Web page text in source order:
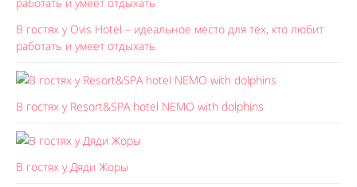
В гостях у Ovis Hotel – идеальное место для тех, кто любит
работать и умеет отдыхать
В гостях у Resort&SPA hotel NEMO with dolphins
В гостях у Дяди Жоры